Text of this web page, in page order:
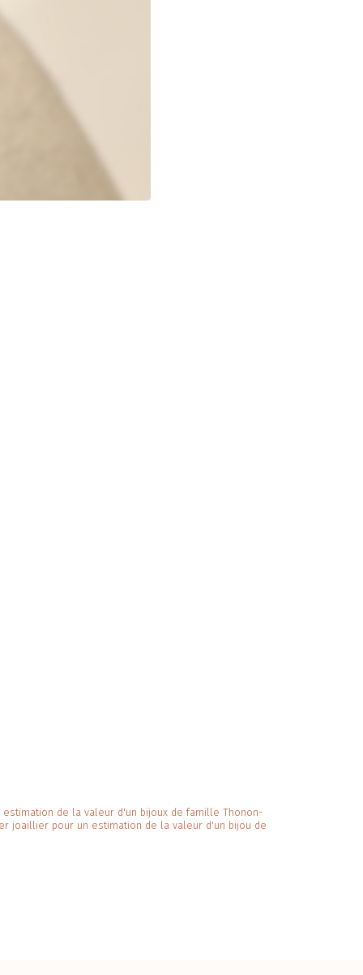
de la valeur d'un bijoux de famille Thonon-
joaillier pour un estimation de la valeur d'un bijou de